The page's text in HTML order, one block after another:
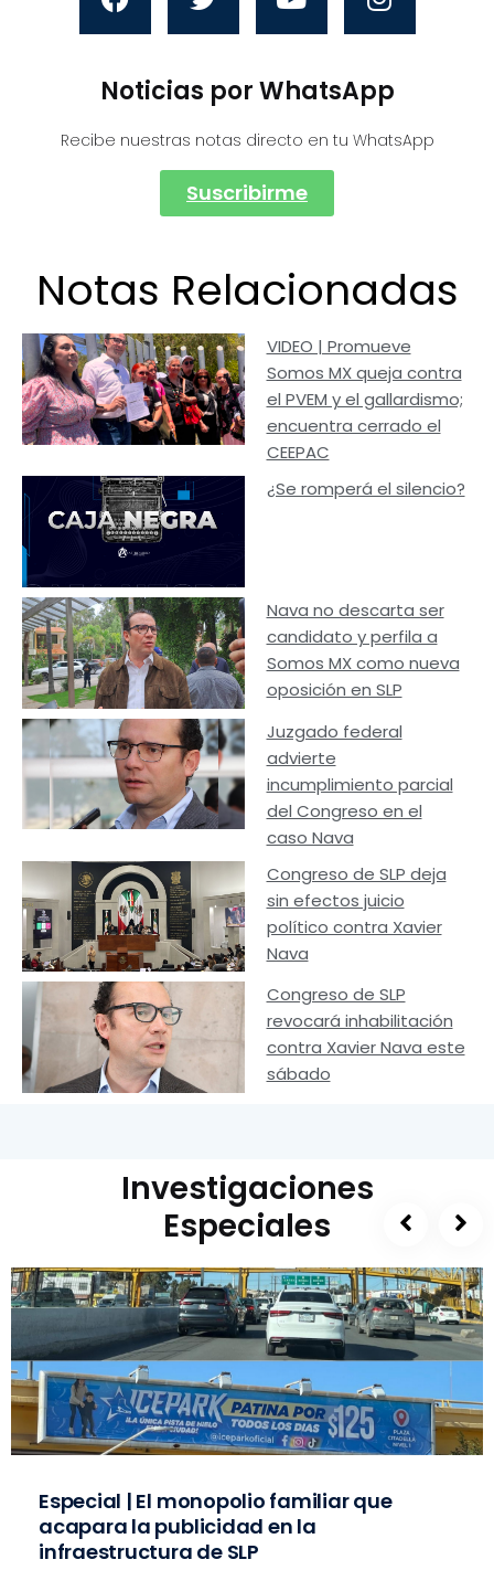
Noticias por WhatsApp
Recibe nuestras notas directo en tu WhatsApp
Suscribirme
Notas Relacionadas
VIDEO | Promueve
Somos MX queja contra
el PVEM y el gallardismo;
encuentra cerrado el
CEEPAC
¿Se romperá el silencio?
Nava no descarta ser
candidato y perfila a
Somos MX como nueva
oposición en SLP
Juzgado federal
advierte
incumplimiento parcial
del Congreso en el
caso Nava
Congreso de SLP deja
sin efectos juicio
político contra Xavier
Nava
Congreso de SLP
revocará inhabilitación
contra Xavier Nava este
sábado
Investigaciones
Especiales
Especial | El monopolio familiar que
acapara la publicidad en la
infraestructura de SLP